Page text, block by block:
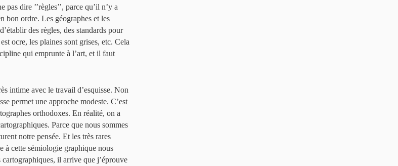
dire ’’règles’’, parce qu’il n’y a
bon ordre. Les géographes et les
des règles, des standards pour
ocre, les plaines sont grises, etc. Cela
qui emprunte à l’art, et il faut
intime avec le travail d’esquisse. Non
permet une approche modeste. C’est
orthodoxes. En réalité, on a
Parce que nous sommes
notre pensée. Et les très rares
à cette sémiologie graphique nous
il arrive que j’éprouve